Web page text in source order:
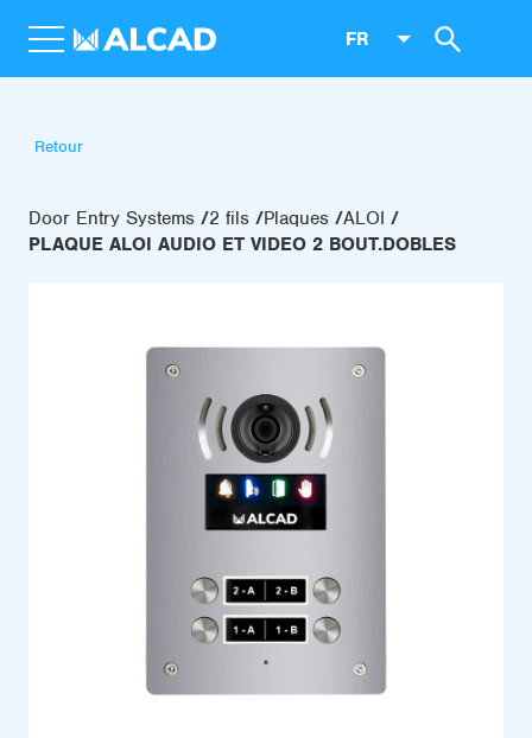
FR
Retour
Door Entry Systems 2 fils Plaques ALOI
PLAQUE ALOI AUDIO ET VIDEO 2 BOUT.DOBLES